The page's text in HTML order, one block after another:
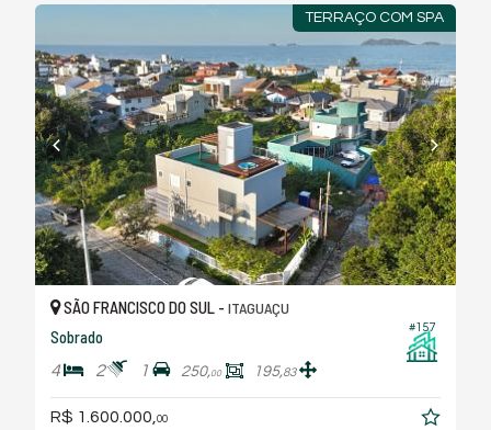
TERRAÇO COM SPA
#157
SÃO FRANCISCO DO SUL - ITAGUAÇU
Sobrado
4 2 1 250,00 195,83
R$ 1.600.000, 00